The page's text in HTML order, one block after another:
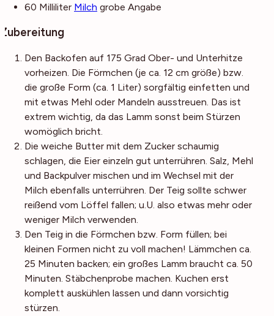
60 Milliliter Milch grobe Angabe
Zubereitung
Den Backofen auf 175 Grad Ober- und Unterhitze
vorheizen. Die Förmchen (je ca. 12 cm größe) bzw.
die große Form (ca. 1 Liter) sorgfältig einfetten und
mit etwas Mehl oder Mandeln ausstreuen. Das ist
extrem wichtig, da das Lamm sonst beim Stürzen
womöglich bricht.
Die weiche Butter mit dem Zucker schaumig
schlagen, die Eier einzeln gut unterrühren. Salz, Mehl
und Backpulver mischen und im Wechsel mit der
Milch ebenfalls unterrühren. Der Teig sollte schwer
reißend vom Löffel fallen; u.U. also etwas mehr oder
weniger Milch verwenden.
Den Teig in die Förmchen bzw. Form füllen; bei
kleinen Formen nicht zu voll machen! Lämmchen ca.
25 Minuten backen; ein großes Lamm braucht ca. 50
Minuten. Stäbchenprobe machen. Kuchen erst
komplett auskühlen lassen und dann vorsichtig
stürzen.